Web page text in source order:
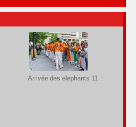
Arrivée des elephants 11